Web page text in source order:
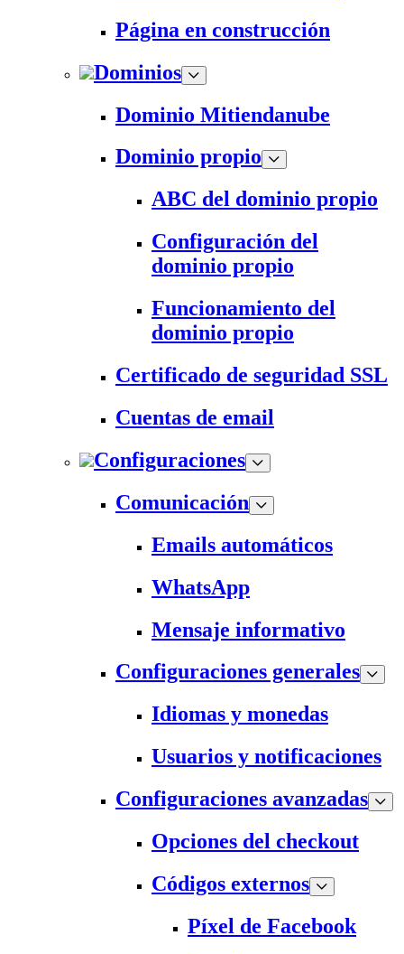
Página en construcción
Dominios
Dominio Mitiendanube
Dominio propio
ABC del dominio propio
Configuración del
dominio propio
Funcionamiento del
dominio propio
Certificado de seguridad SSL
Cuentas de email
Configuraciones
Comunicación
Emails automáticos
WhatsApp
Mensaje informativo
Configuraciones generales
Idiomas y monedas
Usuarios y notificaciones
Configuraciones avanzadas
Opciones del checkout
Códigos externos
Píxel de Facebook